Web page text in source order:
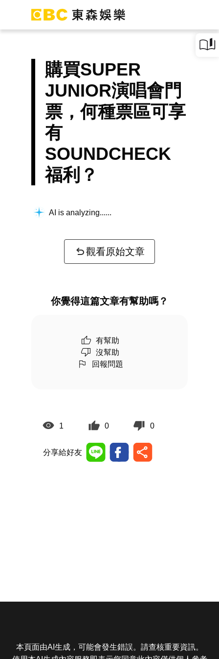
購買SUPER
JUNIOR演唱會門
票，何種票區可享
有
SOUNDCHECK
福利？
AI is analyzing...
觀看原始文章
你覺得這篇文章有幫助嗎？
有幫助
沒幫助
回報問題
1 0 0
分享給好友
本頁面由AI生成，可能會發生錯誤。請查核重要資訊。